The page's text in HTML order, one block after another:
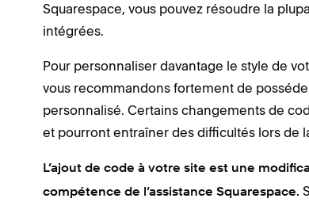
Squarespace, vous pouvez résoudre la
intégrées.
Pour personnaliser davantage le style de
vous recommandons fortement de
personnalisé. Certains changements de
et pourront entraîner des difficultés lors de
L’ajout de code à votre site est une
compétence de l’assistance Squarespace.